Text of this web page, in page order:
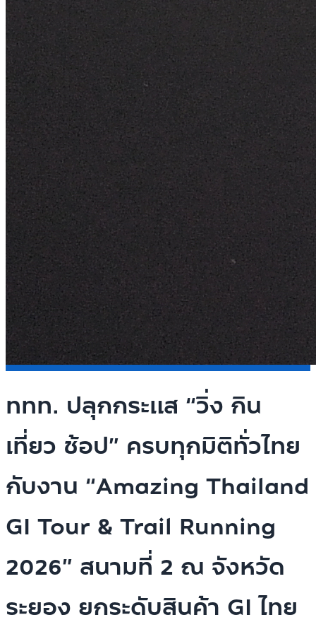
ททท. ปลุกกระแส “วิ่ง กิน
เที่ยว ช้อป” ครบทุกมิติทั่วไทย
กับงาน “Amazing Thailand
GI Tour & Trail Running
2026” สนามที่ 2 ณ จังหวัด
ระยอง ยกระดับสินค้า GI ไทย